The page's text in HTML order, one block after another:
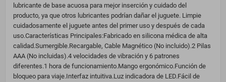
lubricante de base acuosa para mejor inserción y cuidado del
producto, ya que otros lubricantes podrían dañar el juguete. Limpie
cuidadosamente el juguete antes del primer uso y después de cada
uso.Características Principales:Fabricado en silicona médica de alta
calidad.Sumergible.Recargable, Cable Magnético (No incluido).2 Pilas
AAA (No incluidas).4 velocidades de vibración y 6 patrones
diferentes.1 hora de funcionamiento.Mango ergonómico.Función de
bloqueo para viaje.Interfaz intuitiva.Luz indicadora de LED.Fácil de